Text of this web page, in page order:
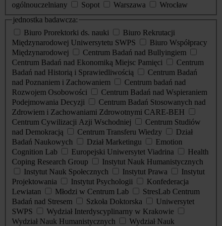
ogólnouczelniany
Sopot Warszawa
Wrocław
jednostka badawcza:
Biuro Prorektorki ds. nauki
Biuro Rekrutacji
Międzynarodowej Uniwersytetu SWPS
Biuro Współpracy
Międzynarodowej
Centrum Badań nad Bullyingiem
Centrum Badań nad Ekonomiką Miejsc Pamięci
Centrum
Badań nad Historią i Sprawiedliwością
Centrum Badań
nad Poznaniem i Zachowaniem
Centrum badań nad
Rozwojem Osobowości
Centrum Badań nad Wspieraniem
Podejmowania Decyzji
Centrum Badań Stosowanych nad
Zdrowiem i Zachowaniami Zdrowotnymi CARE-BEH
Centrum Cywilizacji Azji Wschodniej
Centrum Studiów
nad Demokracją
Centrum Transferu Wiedzy
Dział
Badań Naukowych
Dział Marketingu
Emotion
Cognition Lab
Europejski Uniwersytet Viadrina
Health
Coping Research Group
Instytut Nauk Humanistycznych
Instytut Nauk Społecznych
Instytut Prawa
Instytut
Projektowania
Instytut Psychologii
Konfederacja
Lewiatan
Młodzi w Centrum Lab
StresLab Centrum
Badań nad Stresem
Szkoła Doktorska
Uniwersytet
SWPS
Wydział Interdyscyplinarny w Krakowie
Wydział Nauk Humanistycznych
Wydział Nauk